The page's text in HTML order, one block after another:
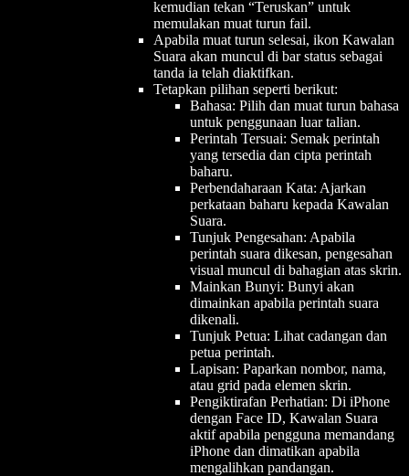
kemudian tekan “Teruskan” untuk
memulakan muat turun fail.
Apabila muat turun selesai, ikon Kawalan
Suara akan muncul di bar status sebagai
tanda ia telah diaktifkan.
Tetapkan pilihan seperti berikut:
Bahasa: Pilih dan muat turun bahasa
untuk penggunaan luar talian.
Perintah Tersuai: Semak perintah
yang tersedia dan cipta perintah
baharu.
Perbendaharaan Kata: Ajarkan
perkataan baharu kepada Kawalan
Suara.
Tunjuk Pengesahan: Apabila
perintah suara dikesan, pengesahan
visual muncul di bahagian atas skrin.
Mainkan Bunyi: Bunyi akan
dimainkan apabila perintah suara
dikenali.
Tunjuk Petua: Lihat cadangan dan
petua perintah.
Lapisan: Paparkan nombor, nama,
atau grid pada elemen skrin.
Pengiktirafan Perhatian: Di iPhone
dengan Face ID, Kawalan Suara
aktif apabila pengguna memandang
iPhone dan dimatikan apabila
mengalihkan pandangan.